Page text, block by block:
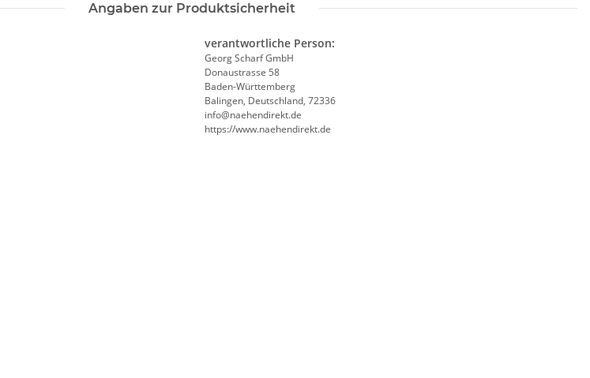
Angaben zur Produktsicherheit
verantwortliche Person:
Georg Scharf GmbH
Donaustrasse 58
Baden-Württemberg
Balingen, Deutschland, 72336
info@naehendirekt.de
https://www.naehendirekt.de